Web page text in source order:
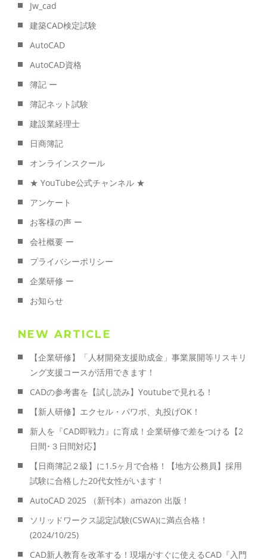
Jw_cad
建築CAD検定試験
AutoCAD
AutoCAD資格
簿記 ー
簿記ネット試験
建設業経理士
日商簿記
オンラインスクール
★ YouTube公式チャンネル ★
アンケート
お客様の声 ー
会社概要 ー
プライバシーポリシー
企業研修 ー
お知らせ
NEW ARTICLE
【企業研修】「人材開発支援助成金」事業展開等リスキリ
ング支援コースが活用できます！
CADの参考書を【試し読み】Youtubeで見れる！
【新人研修】エクセル・パワポ、丸投げOK！
新人を『CAD即戦力』に育成！企業研修で差をつける【2
日間･３日間対応】
【日商簿記２級】に1.5ヶ月で合格！【地方公務員】採用
試験に合格した20代女性がいます！
AutoCAD 2025 （新刊本）amazon 出版！
ソリッドワークス認定試験(CSWA)に満点合格！
(2024/10/25)
CAD新人教育を改革する！現場がすぐに使えるCAD『入門